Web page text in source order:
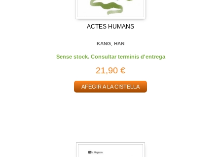
ACTES HUMANS
KANG, HAN
Sense stock. Consultar terminis d'entrega
21,90 €
AFEGIR A LA CISTELLA